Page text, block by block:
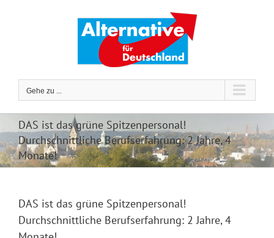
Gehe zu ...
DAS ist das grüne Spitzenpersonal!
Durchschnittliche Berufserfahrung: 2 Jahre, 4
Monate!
DAS ist das grüne Spitzenpersonal!
Durchschnittliche Berufserfahrung: 2 Jahre, 4